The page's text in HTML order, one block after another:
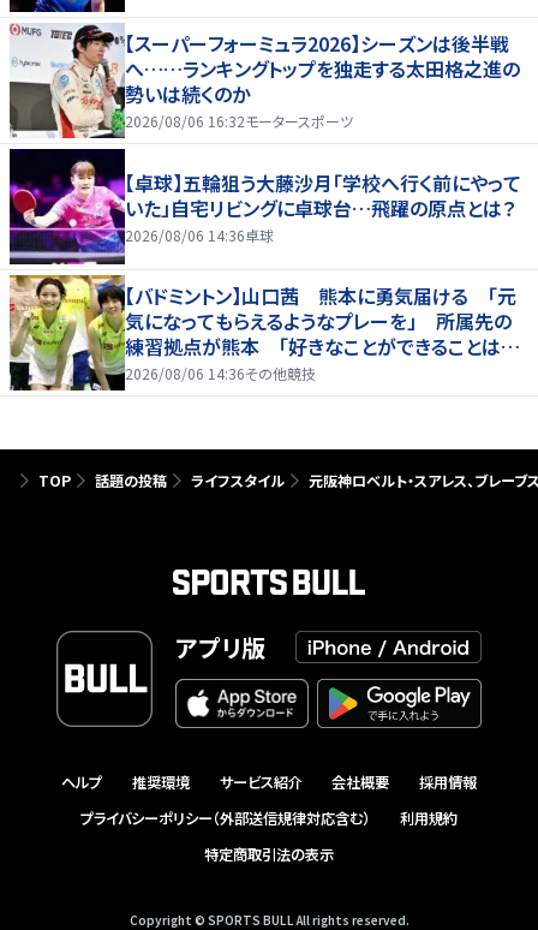
【スーパーフォーミュラ2026】シーズンは後半戦
へ……ランキングトップを独走する太田格之進の
勢いは続くのか
2026/08/06 16:32モータースポーツ
【卓球】五輪狙う大藤沙月「学校へ行く前にやって
いた」自宅リビングに卓球台…飛躍の原点とは？
2026/08/06 14:36卓球
【バドミントン】山口茜 熊本に勇気届ける 「元
気になってもらえるようなプレーを」 所属先の
練習拠点が熊本 「好きなことができることは当
たり前じゃない」
2026/08/06 14:36その他競技
TOP 話題の投稿 ライフスタイル 元阪神ロベルト・スアレス、ブレー
アプリ版
ヘルプ 推奨環境 サービス紹介 会社概要
採用情報
プライバシーポリシー（外部送信規律対応含む）
利用規約
特定商取引法の表示
Copyright © SPORTS BULL All rights reserved.